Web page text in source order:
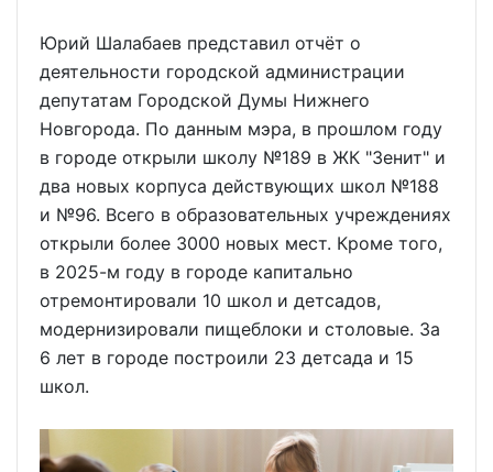
Юрий Шалабаев представил отчёт о
деятельности городской администрации
депутатам Городской Думы Нижнего
Новгорода. По данным мэра, в прошлом году
в городе открыли школу №189 в ЖК "Зенит" и
два новых корпуса действующих школ №188
и №96. Всего в образовательных учреждениях
открыли более 3000 новых мест. Кроме того,
в 2025-м году в городе капитально
отремонтировали 10 школ и детсадов,
модернизировали пищеблоки и столовые. За
6 лет в городе построили 23 детсада и 15
школ.